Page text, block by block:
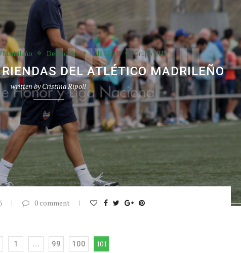
Madrileño Destacado DH 17-18 Grupo VII
DEL ATLÉTICO MADRILEÑO
written byCristina Ripoll
0 comment
1 … 99 100 101